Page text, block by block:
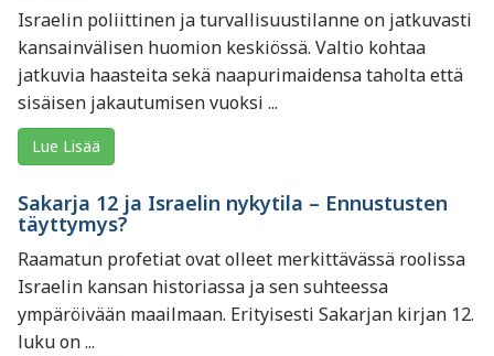
Israelin poliittinen ja turvallisuustilanne on jatkuvasti
kansainvälisen huomion keskiössä. Valtio kohtaa
jatkuvia haasteita sekä naapurimaidensa taholta että
sisäisen jakautumisen vuoksi ...
Lue Lisää
Sakarja 12 ja Israelin nykytila – Ennustusten
täyttymys?
Raamatun profetiat ovat olleet merkittävässä roolissa
Israelin kansan historiassa ja sen suhteessa
ympäröivään maailmaan. Erityisesti Sakarjan kirjan 12.
luku on ...